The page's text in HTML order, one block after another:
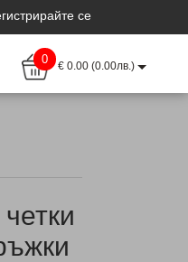
се
0
€ 0.00 (0.00лв.)